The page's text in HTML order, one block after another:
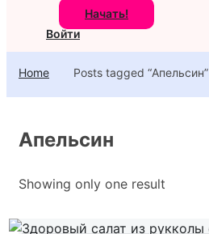
Начать!
Войти
Home Posts tagged “Апельсин”
Апельсин
Showing only one result